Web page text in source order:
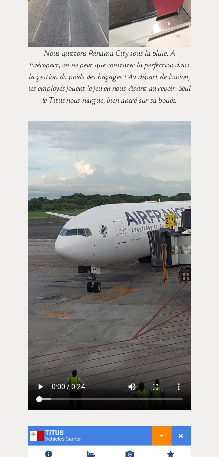
Nous quittons Panama City sous la pluie. A
l’aéroport, on ne peut que constater la perfection dans
la gestion du poids des bagages ! Au départ de l’avion,
les employés jouent le jeu en nous disant au revoir. Seul
le Titus nous nargue, bien ancré sur sa bouée.